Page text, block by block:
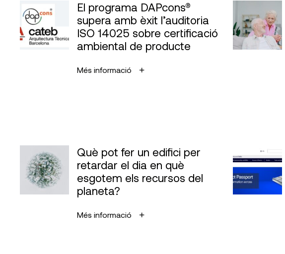
El programa DAPcons®
supera amb èxit l’auditoria
ISO 14025 sobre certificació
ambiental de producte
Més informació
Què pot fer un edifici per
retardar el dia en què
esgotem els recursos del
planeta?
Més informació